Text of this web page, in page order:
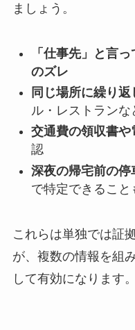
ましょう。
「仕事先」と言
のズレ
同じ場所に繰り
ル・レストランな
交通費の領収書
認
深夜の帰宅前の停
で特定できること
これらは単独では証
が、複数の情報を組
して有効になります。